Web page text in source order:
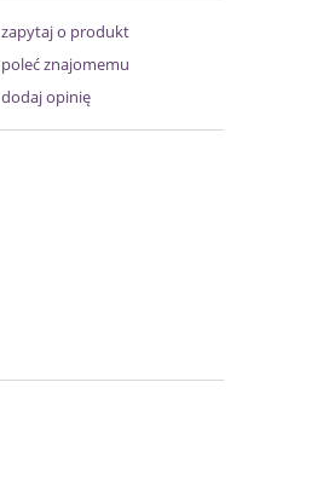
zapytaj o produkt
poleć znajomemu
dodaj opinię